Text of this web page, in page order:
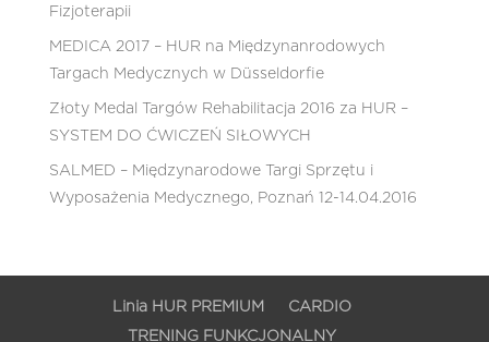
Fizjoterapii
MEDICA 2017 – HUR na Międzynanrodowych
Targach Medycznych w Düsseldorfie
Złoty Medal Targów Rehabilitacja 2016 za HUR –
SYSTEM DO ĆWICZEŃ SIŁOWYCH
SALMED – Międzynarodowe Targi Sprzętu i
Wyposażenia Medycznego, Poznań 12-14.04.2016
Linia HUR PREMIUM
CARDIO
TRENING FUNKCJONALNY